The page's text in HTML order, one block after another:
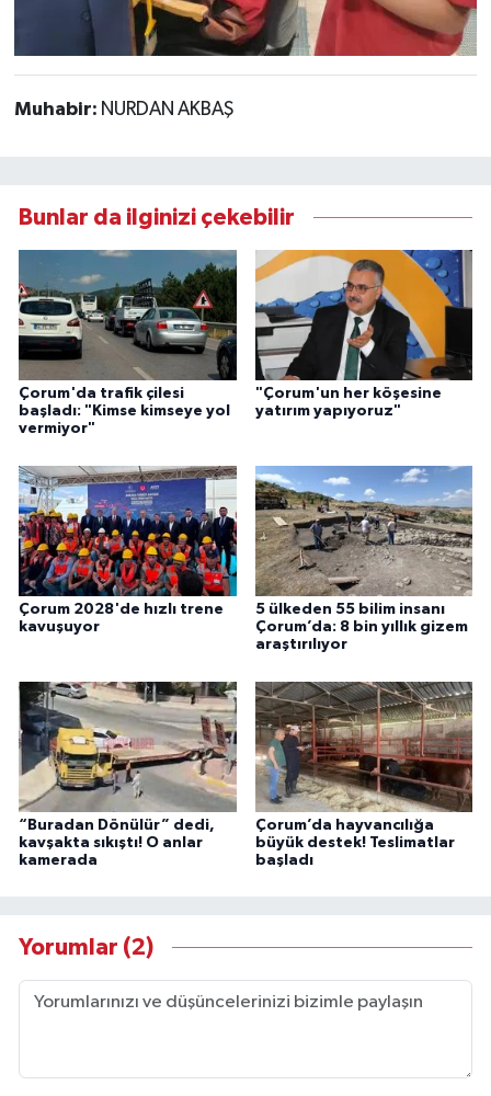
Muhabir: NURDAN AKBAŞ
Bunlar da ilginizi çekebilir
Çorum'da trafik çilesi
başladı: "Kimse kimseye yol
vermiyor"
"Çorum'un her köşesine
yatırım yapıyoruz"
Çorum 2028'de hızlı trene
kavuşuyor
5 ülkeden 55 bilim insanı
Çorum’da: 8 bin yıllık gizem
araştırılıyor
“Buradan Dönülür” dedi,
kavşakta sıkıştı! O anlar
kamerada
Çorum’da hayvancılığa
büyük destek! Teslimatlar
başladı
Yorumlar (2)